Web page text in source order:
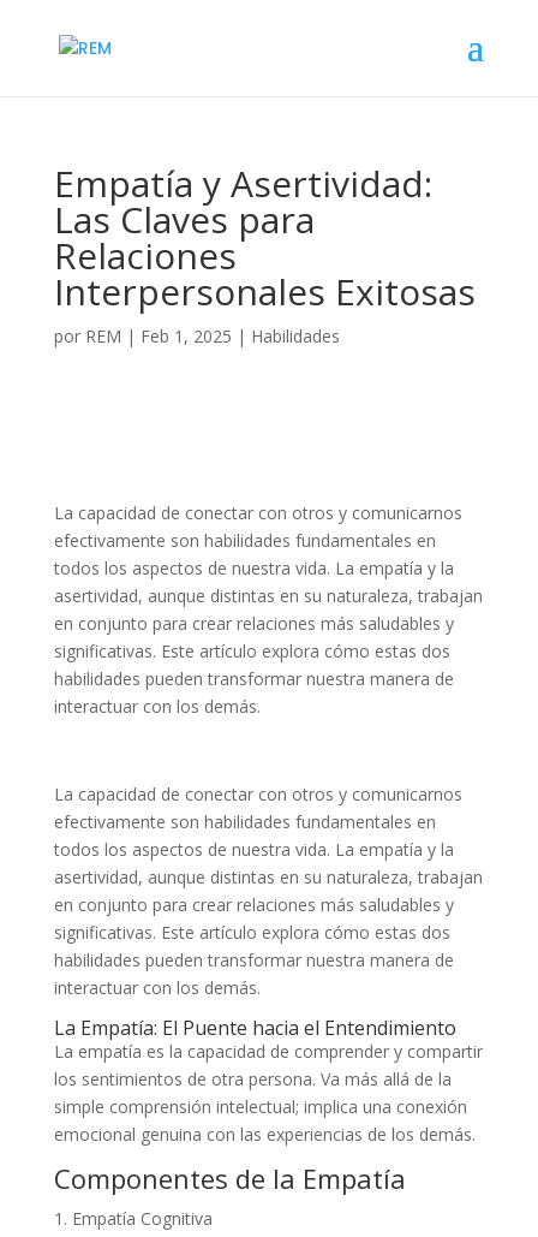
Empatía y Asertividad:
Las Claves para
Relaciones
Interpersonales Exitosas
por REM | Feb 1, 2025 | Habilidades
La capacidad de conectar con otros y comunicarnos
efectivamente son habilidades fundamentales en
todos los aspectos de nuestra vida. La empatía y la
asertividad, aunque distintas en su naturaleza, trabajan
en conjunto para crear relaciones más saludables y
significativas. Este artículo explora cómo estas dos
habilidades pueden transformar nuestra manera de
interactuar con los demás.
La capacidad de conectar con otros y comunicarnos
efectivamente son habilidades fundamentales en
todos los aspectos de nuestra vida. La empatía y la
asertividad, aunque distintas en su naturaleza, trabajan
en conjunto para crear relaciones más saludables y
significativas. Este artículo explora cómo estas dos
habilidades pueden transformar nuestra manera de
interactuar con los demás.
La Empatía: El Puente hacia el Entendimiento
La empatía es la capacidad de comprender y compartir
los sentimientos de otra persona. Va más allá de la
simple comprensión intelectual; implica una conexión
emocional genuina con las experiencias de los demás.
Componentes de la Empatía
Empatía Cognitiva